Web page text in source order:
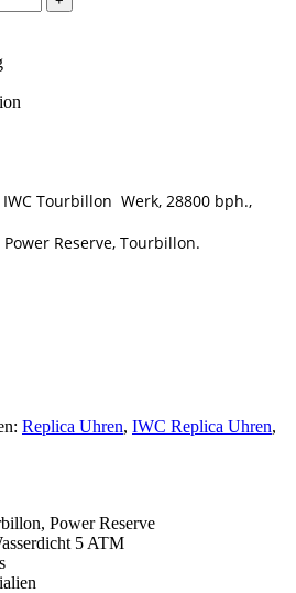
Tourbillon Werk, 28800 bph.,
Reserve, Tourbillon.
Replica Uhren, IWC Replica Uhren,
Power Reserve
5 ATM